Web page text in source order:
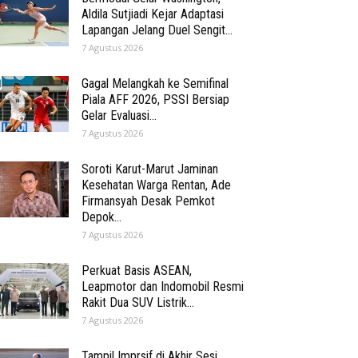
Aldila Sutjiadi Kejar Adaptasi
Lapangan Jelang Duel Sengit...
7 Agustus 2026
Gagal Melangkah ke Semifinal
Piala AFF 2026, PSSI Bersiap
Gelar Evaluasi...
7 Agustus 2026
Soroti Karut-Marut Jaminan
Kesehatan Warga Rentan, Ade
Firmansyah Desak Pemkot
Depok...
7 Agustus 2026
Perkuat Basis ASEAN,
Leapmotor dan Indomobil Resmi
Rakit Dua SUV Listrik...
7 Agustus 2026